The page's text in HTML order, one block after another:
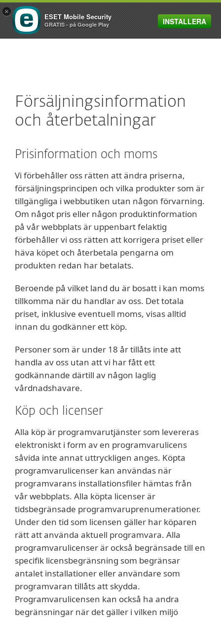
MENU
Försäljningsinformation
och återbetalningar
Prisinformation och moms
Vi förbehåller oss rätten att ändra priserna,
försäljningsprincipen och vilka produkter som är
tillgängliga i webbutiken utan någon förvarning.
Om något pris eller någon produktinformation
på vår webbplats är uppenbart felaktig
förbehåller vi oss rätten att korrigera priset eller
häva köpet och återbetala pengarna om
produkten redan har betalats.
Beroende på vilket land du är bosatt i kan moms
tillkomma när du handlar av oss. Det totala
priset, inklusive eventuell moms, visas alltid
innan du godkänner ett köp.
Personer som är under 18 år tillåts inte att
handla av oss utan att vi har fått ett
godkännande därtill av någon laglig
vårdnadshavare.
Köp och licenser
Alla köp är programvarutjänster som levereras
elektroniskt i form av en programvarulicens
såvida inte annat uttryckligen anges. Köpta
programvarulicenser kan användas när
programvarans installationsfiler hämtas från
vår webbplats. Alla köpta licenser är
tidsbegränsade programvaruprenumerationer.
Under den tid som licensen gäller har köparen
rätt att använda aktuell programvara. Alla
programvarulicenser är också begränsade till en
specifik licensbegränsning som begränsar
antalet installationer eller användare som
programvaran tillåts att skydda.
Programvarulicensen kan också ha andra
begränsningar när det gäller i vilken miljö
×
ESET Mobile Security
GRATIS - på Google Play INSTALLERA